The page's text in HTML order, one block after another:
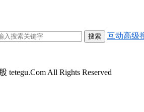
互动高级
tetegu.Com All Rights Reserved